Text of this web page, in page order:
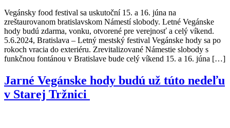
Vegánsky food festival sa uskutoční 15. a 16. júna na
zreštaurovanom bratislavskom Námestí slobody. Letné Vegánske
hody budú zdarma, vonku, otvorené pre verejnosť a celý víkend.
5.6.2024, Bratislava – Letný mestský festival Vegánske hody sa po
rokoch vracia do exteriéru. Zrevitalizované Námestie slobody s
funkčnou fontánou v Bratislave bude celý víkend 15. a 16. júna […]
Jarné Vegánske hody budú už túto nedeľu
v Starej Tržnici